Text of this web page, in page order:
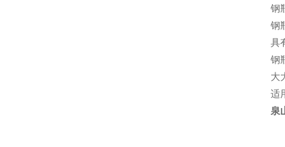
钢
钢
具
钢
大
适
泉